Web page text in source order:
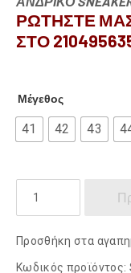
ΡΩΤΗΣΤΕ
ΣΤΟ
Μέγεθος
41 42 43
POLO
Προσθήκη στα
Κωδικός προϊόντος: